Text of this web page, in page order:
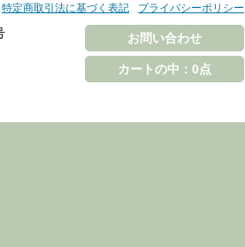
プライバシーポリシー
特定商取引法に基づく表記
お問い合わせ
カートの中：0点